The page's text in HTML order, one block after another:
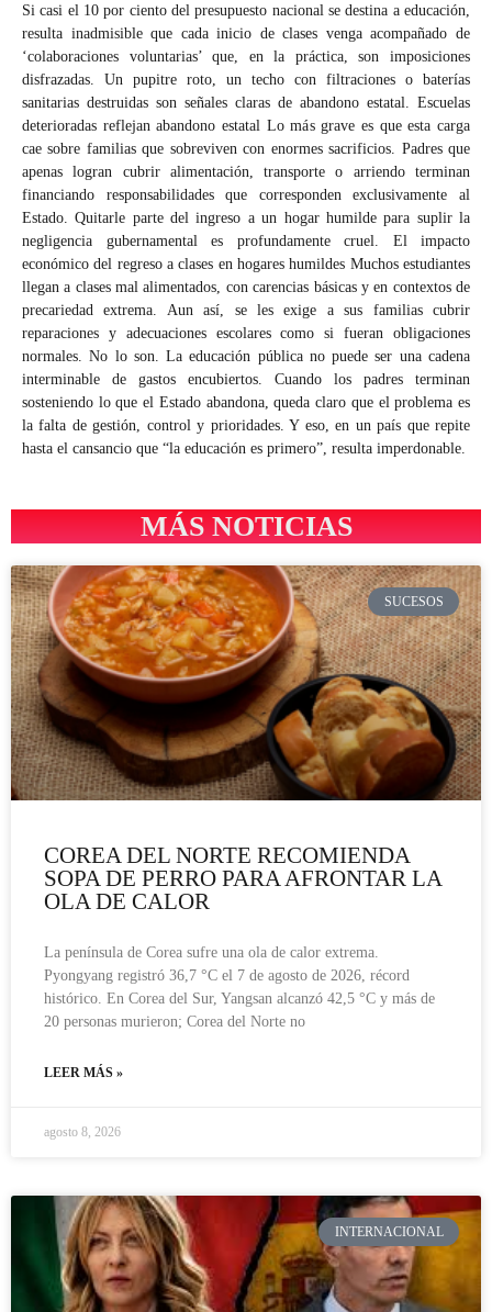
Si casi el 10 por ciento del presupuesto nacional se destina a educación,
resulta inadmisible que cada inicio de clases venga acompañado de
‘colaboraciones voluntarias’ que, en la práctica, son imposiciones
disfrazadas. Un pupitre roto, un techo con filtraciones o baterías
sanitarias destruidas son señales claras de abandono estatal. Escuelas
deterioradas reflejan abandono estatal Lo más grave es que esta carga
cae sobre familias que sobreviven con enormes sacrificios. Padres que
apenas logran cubrir alimentación, transporte o arriendo terminan
financiando responsabilidades que corresponden exclusivamente al
Estado. Quitarle parte del ingreso a un hogar humilde para suplir la
negligencia gubernamental es profundamente cruel. El impacto
económico del regreso a clases en hogares humildes Muchos estudiantes
llegan a clases mal alimentados, con carencias básicas y en contextos de
precariedad extrema. Aun así, se les exige a sus familias cubrir
reparaciones y adecuaciones escolares como si fueran obligaciones
normales. No lo son. La educación pública no puede ser una cadena
interminable de gastos encubiertos. Cuando los padres terminan
sosteniendo lo que el Estado abandona, queda claro que el problema es
la falta de gestión, control y prioridades. Y eso, en un país que repite
hasta el cansancio que “la educación es primero”, resulta imperdonable.
MÁS NOTICIAS
SUCESOS
COREA DEL NORTE RECOMIENDA
SOPA DE PERRO PARA AFRONTAR LA
OLA DE CALOR
La península de Corea sufre una ola de calor extrema.
Pyongyang registró 36,7 °C el 7 de agosto de 2026, récord
histórico. En Corea del Sur, Yangsan alcanzó 42,5 °C y más de
20 personas murieron; Corea del Norte no
LEER MÁS »
agosto 8, 2026
INTERNACIONAL